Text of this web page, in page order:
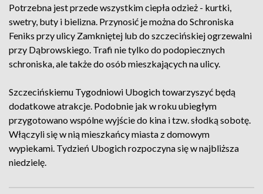
Potrzebna jest przede wszystkim ciepła odzież - kurtki,
swetry, buty i bielizna. Przynosić je można do Schroniska
Feniks przy ulicy Zamkniętej lub do szczecińskiej ogrzewalni
przy Dąbrowskiego. Trafi nie tylko do podopiecznych
schroniska, ale także do osób mieszkających na ulicy.
Szczecińskiemu Tygodniowi Ubogich towarzyszyć będą
dodatkowe atrakcje. Podobnie jak w roku ubiegłym
przygotowano wspólne wyjście do kina i tzw. słodką sobotę.
Włączyli się w nią mieszkańcy miasta z domowym
wypiekami. Tydzień Ubogich rozpoczyna się w najbliższa
niedzielę.